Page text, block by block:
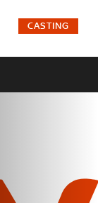
FACTOR
CASTING